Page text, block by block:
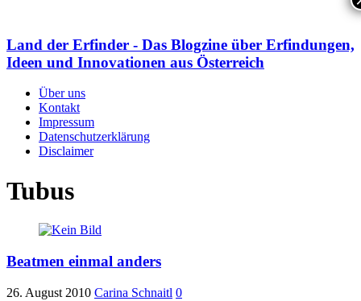
Land der Erfinder - Das Blogzine über Erfindungen,
Ideen und Innovationen aus Österreich
Über uns
Kontakt
Impressum
Datenschutzerklärung
Disclaimer
Tubus
Beatmen einmal anders
26. August 2010 Carina Schnaitl 0